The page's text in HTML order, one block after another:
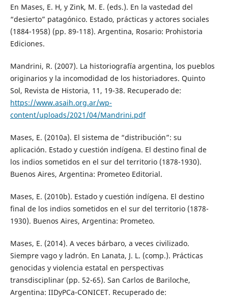
En Mases, E. H, y Zink, M. E. (eds.). En la vastedad del
“desierto” patagónico. Estado, prácticas y actores sociales
(1884-1958) (pp. 89-118). Argentina, Rosario: Prohistoria
Ediciones.
Mandrini, R. (2007). La historiografía argentina, los pueblos
originarios y la incomodidad de los historiadores. Quinto
Sol, Revista de Historia, 11, 19-38. Recuperado de:
https://www.asaih.org.ar/wp-
content/uploads/2021/04/Mandrini.pdf
Mases, E. (2010a). El sistema de “distribución”: su
aplicación. Estado y cuestión indígena. El destino final de
los indios sometidos en el sur del territorio (1878-1930).
Buenos Aires, Argentina: Prometeo Editorial.
Mases, E. (2010b). Estado y cuestión indígena. El destino
final de los indios sometidos en el sur del territorio (1878-
1930). Buenos Aires, Argentina: Prometeo.
Mases, E. (2014). A veces bárbaro, a veces civilizado.
Siempre vago y ladrón. En Lanata, J. L. (comp.). Prácticas
genocidas y violencia estatal en perspectivas
transdisciplinar (pp. 52-65). San Carlos de Bariloche,
Argentina: IIDyPCa-CONICET. Recuperado de: